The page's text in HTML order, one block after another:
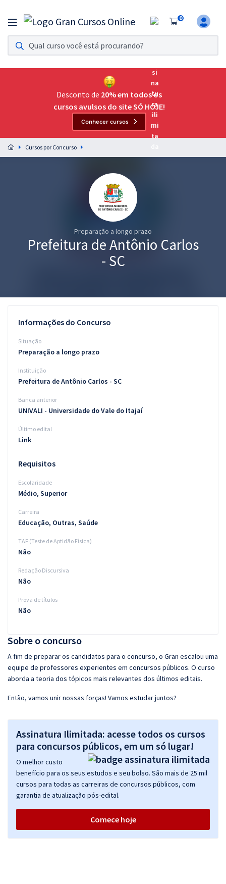
0
Assinatura Ilimitada 11
Acesso a todos os cursos. Teste grátis por 7 dias!
Assinatura OAB Até Passar
Acesso ilimitado a toda preparação para o Exame da
Preparação completa e intensiva para as principais
residências em saúde do Brasil
Conteúdo gratuito
Blog
Desconto de 20% em todos os
cursos avulsos do site SÓ HOJE!
Conhecer cursos
Cursos por Concurso
Preparação a longo prazo
Prefeitura de Antônio Carlos
- SC
Sobre o concurso
A fim de preparar os candidatos para o concurso, o Gran escalou uma
equipe de professores experientes em concursos públicos. O curso
aborda a teoria dos tópicos mais relevantes dos últimos editais.
Então, vamos unir nossas forças! Vamos estudar juntos?
Assinatura Ilimitada: acesse todos os cursos
para concursos públicos, em um só lugar!
O melhor custo
benefício para os seus estudos e seu bolso. São mais de 25 mil
cursos para todas as carreiras de concursos públicos, com
garantia de atualização pós-edital.
Comece hoje
Informações do Concurso
Situação
Preparação a longo prazo
Instituição
Prefeitura de Antônio Carlos - SC
Banca anterior
UNIVALI - Universidade do Vale do Itajaí
Último edital
Link
Requisitos
Escolaridade
Médio, Superior
Carreira
Educação, Outras, Saúde
TAF (Teste de Aptidão Física)
Não
Redação Discursiva
Não
Prova de títulos
Não